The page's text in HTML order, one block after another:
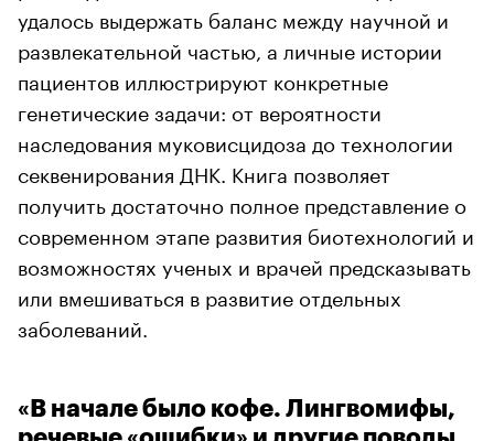
удалось выдержать баланс между научной и
развлекательной частью, а личные истории
пациентов иллюстрируют конкретные
генетические задачи: от вероятности
наследования муковисцидоза до технологии
секвенирования ДНК. Книга позволяет
получить достаточно полное представление о
современном этапе развития биотехнологий и
возможностях ученых и врачей предсказывать
или вмешиваться в развитие отдельных
заболеваний.
«В начале было кофе. Лингвомифы,